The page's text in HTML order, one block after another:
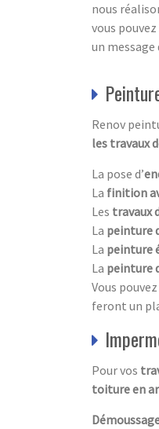
nous
vous
un
Renov
les travaux
La pose d’
La finition
Les travaux
La peinture
La peinture
La peinture
Vous
feront un
Pour vos
toiture en